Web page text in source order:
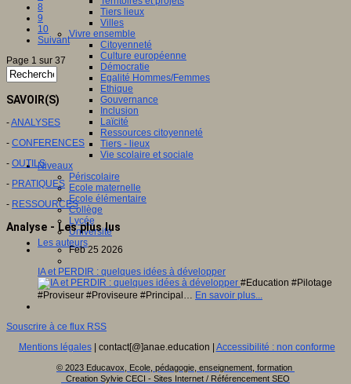
Tiers lieux
Villes
Vivre ensemble
Citoyenneté
Culture européenne
Démocratie
Egalité Hommes/Femmes
Ethique
Gouvernance
Inclusion
Laïcité
Ressources citoyenneté
Tiers - lieux
Vie scolaire et sociale
Niveaux
Périscolaire
Ecole maternelle
Ecole élémentaire
Collège
Lycée
Université
Les auteurs
8
9
10
Suivant
Page 1 sur 37
SAVOIR(S)
-ANALYSES
- CONFERENCES
- OUTILS
- PRATIQUES
- RESSOURCES
Analyse - Les plus lus
Feb 25 2026
IA et PERDIR : quelques idées à développer
#Education #Pilotage
#Proviseur #Proviseure #Principal… En savoir plus...
Souscrire à ce flux RSS
Mentions légales| contact[@]anae.education | Accessibilité : non conforme
© 2023 Educavox, Ecole, pédagogie, enseignement, formation
Creation Sylvie CECI - Sites Internet / Référencement SEO